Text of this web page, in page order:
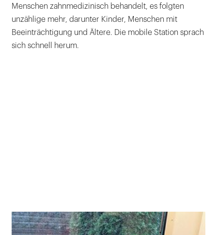
Menschen zahnmedizinisch behandelt, es folgten
unzählige mehr, darunter Kinder, Menschen mit
Beeinträchtigung und Ältere. Die mobile Station sprach
sich schnell herum.